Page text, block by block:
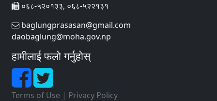
०६८-५२०१३३, ०६८-५२२१३१
baglungprasasan@gmail.com
daobaglung@moha.gov.np
हामीलाई फलो गर्नुहोस्
Terms of Use | Privacy Policy